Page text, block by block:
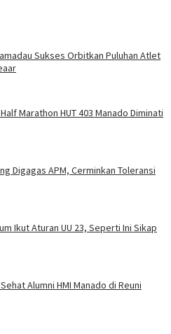
Sukses Orbitkan Puluhan Atlet
Marathon HUT 403 Manado Diminati
Digagas APM, Cerminkan Toleransi
Ikut Aturan UU 23, Seperti Ini Sikap
Alumni HMI Manado di Reuni